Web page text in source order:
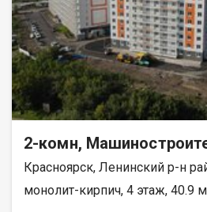
2-комн,
Красноярск, Ленинский р-н
монолит-кирпич, 4 этаж, 40.9